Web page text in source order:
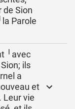
de Sion
Parole
╵avec
ils
a
et
Leur vie